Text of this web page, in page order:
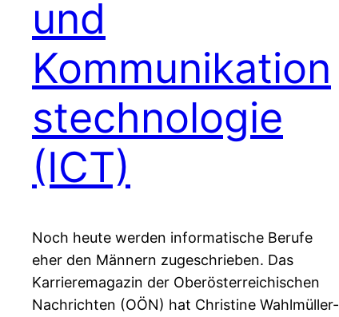
und
Kommunikation
stechnologie
(ICT)
Noch heute werden informatische Berufe
eher den Männern zugeschrieben. Das
Karrieremagazin der Oberösterreichischen
Nachrichten (OÖN) hat Christine Wahlmüller-